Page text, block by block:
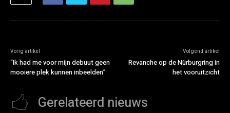
Vorig artikel
“Ik had me voor mijn debuut geen
mooiere plek kunnen inbeelden”
Volgend artikel
Revanche op de Nürburgring in
het vooruitzicht
Gerelateerd nieuws